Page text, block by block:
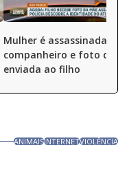
Mulher é assassinada
companheiro e foto do
enviada ao filho
ANIMAISINTERNETVIOLÊNCIA